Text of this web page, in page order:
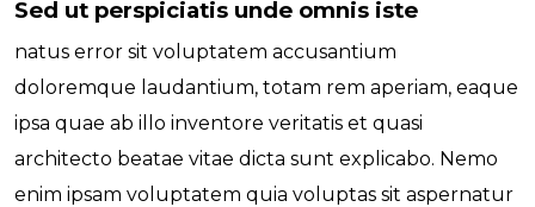
Sed ut perspiciatis unde omnis iste
natus error sit voluptatem accusantium
doloremque laudantium, totam rem aperiam, eaque
ipsa quae ab illo inventore veritatis et quasi
architecto beatae vitae dicta sunt explicabo. Nemo
enim ipsam voluptatem quia voluptas sit aspernatur